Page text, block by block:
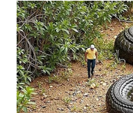
O segredo do
prévio das refeições
impulsivas causadas
extremo. Abastecer
nutritivas e de fácil